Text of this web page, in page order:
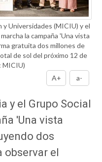
Universidades (MICIU) y el
la campaña 'Una vista
gratuita dos millones de
de sol del próximo 12 de
MICIU)
A+
a-
y el Grupo Social
'Una vista
dos
observar el